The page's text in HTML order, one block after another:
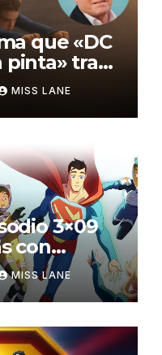
que «DC
tras
MISS LANE
3×09
con
MISS LANE